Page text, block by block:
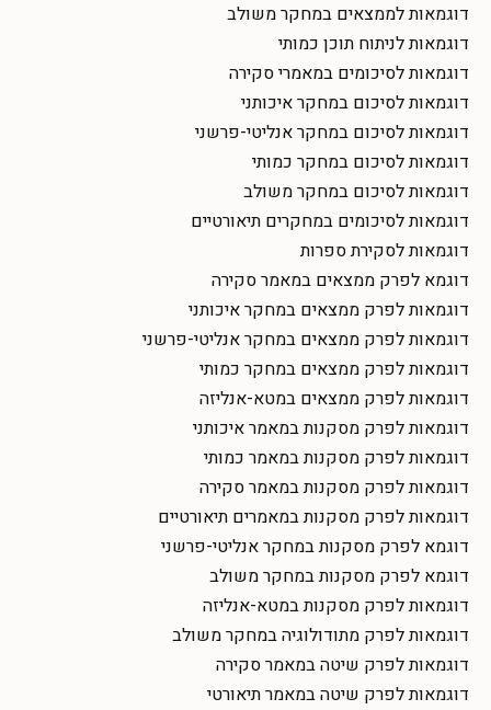
דוגמאות לממצאים במחקר משולב
דוגמאות לניתוח תוכן כמותי
דוגמאות לסיכומים במאמרי סקירה
דוגמאות לסיכום במחקר איכותני
דוגמאות לסיכום במחקר אנליטי-פרשני
דוגמאות לסיכום במחקר כמותי
דוגמאות לסיכום במחקר משולב
דוגמאות לסיכומים במחקרים תיאורטיים
דוגמאות לסקירת ספרות
דוגמא לפרק ממצאים במאמר סקירה
דוגמאות לפרק ממצאים במחקר איכותני
דוגמאות לפרק ממצאים במחקר אנליטי-פרשני
דוגמאות לפרק ממצאים במחקר כמותי
דוגמאות לפרק ממצאים במטא-אנליזה
דוגמאות לפרק מסקנות במאמר איכותני
דוגמאות לפרק מסקנות במאמר כמותי
דוגמאות לפרק מסקנות במאמר סקירה
דוגמאות לפרק מסקנות במאמרים תיאורטיים
דוגמא לפרק מסקנות במחקר אנליטי-פרשני
דוגמא לפרק מסקנות במחקר משולב
דוגמאות לפרק מסקנות במטא-אנליזה
דוגמאות לפרק מתודולוגיה במחקר משולב
דוגמאות לפרק שיטה במאמר סקירה
דוגמאות לפרק שיטה במאמר תיאורטי